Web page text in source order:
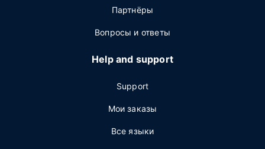
Партнёры
Вопросы и ответы
Help and support
Support
Мои заказы
Все языки